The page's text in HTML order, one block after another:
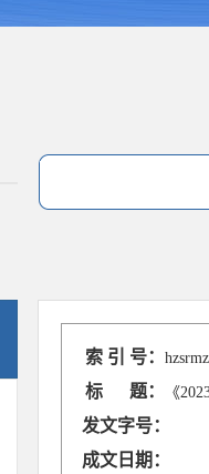
索 引 号：
标 题： 《​
发文字号：
成文日期：